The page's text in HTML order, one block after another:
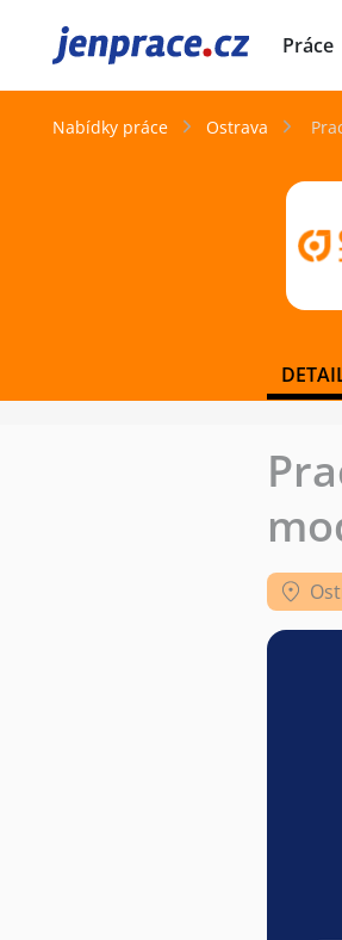
JenPráce.cz Práce
Nabídky práce Ostrava